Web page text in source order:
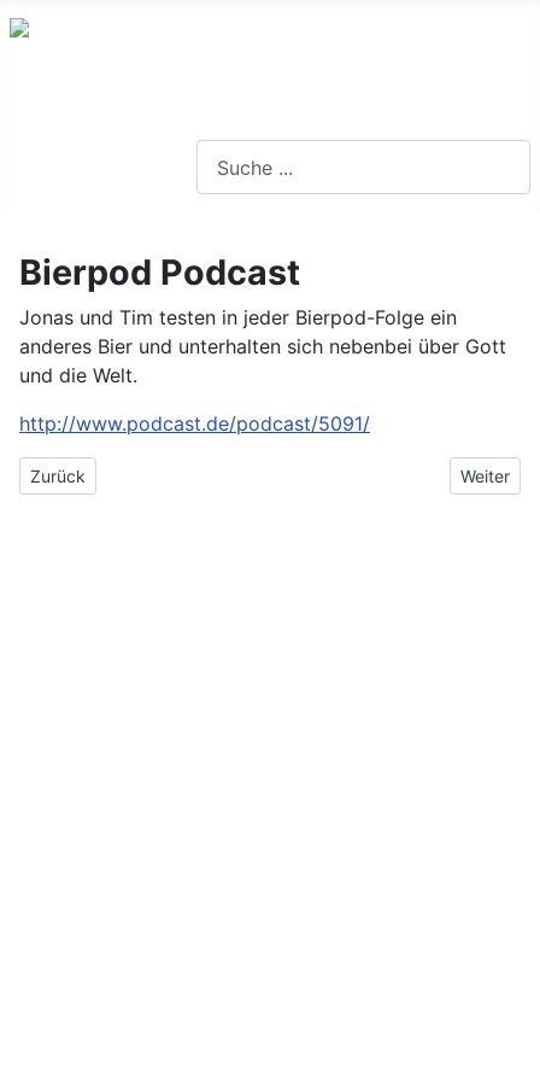
Bierpod Podcast
Jonas und Tim testen in jeder Bierpod-Folge ein
anderes Bier und unterhalten sich nebenbei über Gott
und die Welt.
http://www.podcast.de/podcast/5091/
Vorheriger Beitrag: 250 Jahre Guinness Bier
Zurück Nächster
Weiter